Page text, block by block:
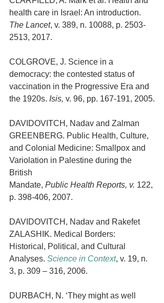
health care in Israel: An introduction.
The Lancet, v. 389, n. 10088, p. 2503-
2513, 2017.
COLGROVE, J. Science in a
democracy: the contested status of
vaccination in the Progressive Era and
the 1920s. Isis, v. 96, pp. 167-191, 2005.
DAVIDOVITCH, Nadav and Zalman
GREENBERG. Public Health, Culture,
and Colonial Medicine: Smallpox and
Variolation in Palestine during the
British
Mandate, Public Health Reports, v. 122,
p. 398-406, 2007.
DAVIDOVITCH, Nadav and Rakefet
ZALASHIK. Medical Borders:
Historical, Political, and Cultural
Analyses. Science in Context, v. 19, n.
3, p. 309 – 316, 2006.
DURBACH, N. ‘They might as well